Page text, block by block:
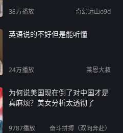
38万播放 奇幻远山o9d
英语说的不好但是能听懂
24万播放 莱恩大叔
为何说美国现在倒了对中国才是
真麻烦？美女分析太透彻了
9787播放 奋斗拼搏（双向奔赴）